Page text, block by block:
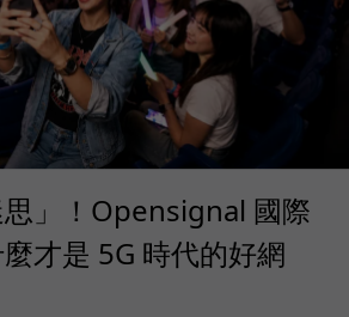
」！Opensignal 國際
才是 5G 時代的好網